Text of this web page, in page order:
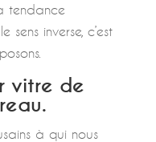
tendance
inverse, c’est
vitre de
à qui nous